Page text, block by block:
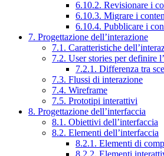
6.10.2. Revisionare i
6.10.3. Migrare i
6.10.4. Pubblicare i
7. Progettazione dell’interazione
7.1. Caratteristiche
7.2. User stories per definire
7.2.1. Differenza tra
7.3. Flussi di interazione
7.4. Wireframe
7.5. Prototipi interattivi
8. Progettazione dell’interfaccia
8.1. Obiettivi dell’interfaccia
8.2. Elementi dell’interfaccia
8.2.1. Elementi di
8.2.2. Elementi